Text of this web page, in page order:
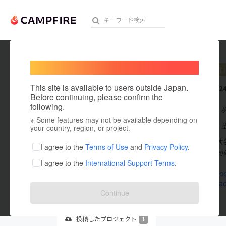
人気のプロジェクト 注目の
アート・写真
テクノロジー・ガジェット
映像・映画
ビジネス・起業
まちづくり・地域活性化
This site is available to users outside Japan.
Before continuing, please confirm the
following.
※ Some features may not be available depending on
your country, region, or project.
I agree to the Terms of Use and Privacy Policy.
I agree to the International Support Terms.
Continue
これまでに
出身国：日本
東京有明医療
テを使った共
投稿したプロジェクト 1